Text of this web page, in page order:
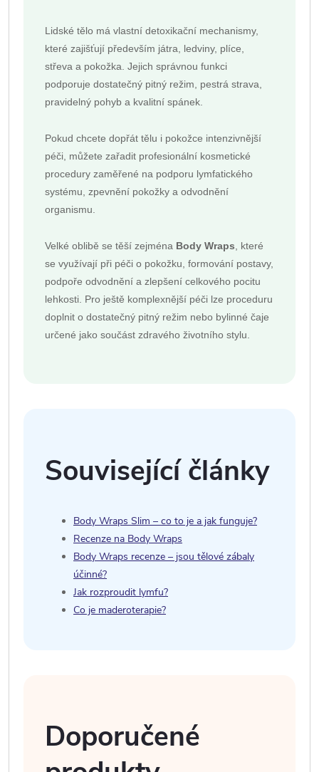
Lidské tělo má vlastní detoxikační mechanismy,
které zajišťují především játra, ledviny, plíce,
střeva a pokožka. Jejich správnou funkci
podporuje dostatečný pitný režim, pestrá strava,
pravidelný pohyb a kvalitní spánek.
Pokud chcete dopřát tělu i pokožce intenzivnější
péči, můžete zařadit profesionální kosmetické
procedury zaměřené na podporu lymfatického
systému, zpevnění pokožky a odvodnění
organismu.
Velké oblibě se těší zejména Body Wraps, které
se využívají při péči o pokožku, formování postavy,
podpoře odvodnění a zlepšení celkového pocitu
lehkosti. Pro ještě komplexnější péči lze proceduru
doplnit o dostatečný pitný režim nebo bylinné čaje
určené jako součást zdravého životního stylu.
Související články
Body Wraps Slim – co to je a jak funguje?
Recenze na Body Wraps
Body Wraps recenze – jsou tělové zábaly
účinné?
Jak rozproudit lymfu?
Co je maderoterapie?
Doporučené